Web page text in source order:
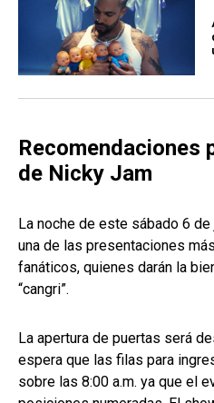
Recomendaciones
de Nicky Jam
La noche de este sábado 6
una de las presentaciones
fanáticos, quienes darán la
“cangri”.
La apertura de puertas será
espera que las filas para
sobre las 8:00 a.m. ya que el